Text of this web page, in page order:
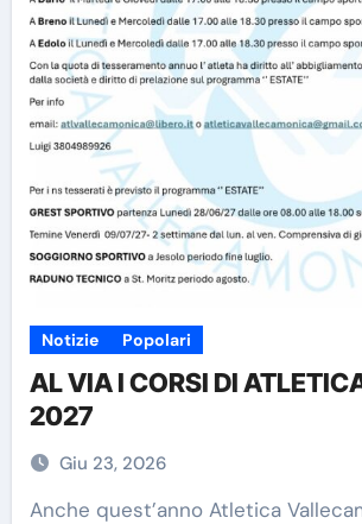
Notizie Popolari
AL VIA I CORSI DI
2027
Giu 23, 2026
Anche quest’anno Atletica Vallecamonica è